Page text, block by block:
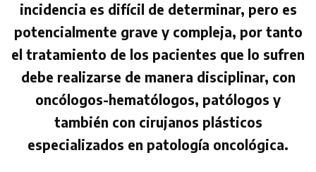
incidencia es difícil de determinar, pero es
potencialmente grave y compleja, por tanto
el tratamiento de los pacientes que lo sufren
debe realizarse de manera disciplinar, con
oncólogos-hematólogos, patólogos y
también con cirujanos plásticos
especializados en patología oncológica.